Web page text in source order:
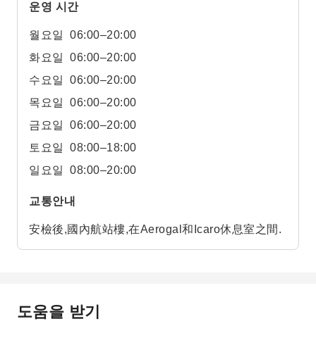
운영 시간
월요일
06:00–20:00
화요일
06:00–20:00
수요일
06:00–20:00
목요일
06:00–20:00
금요일
06:00–20:00
토요일
08:00–18:00
일요일
08:00–20:00
교통안내
安檢後,國內航站樓,在Aerogal和Icaro休息室之間.
도움을 받기